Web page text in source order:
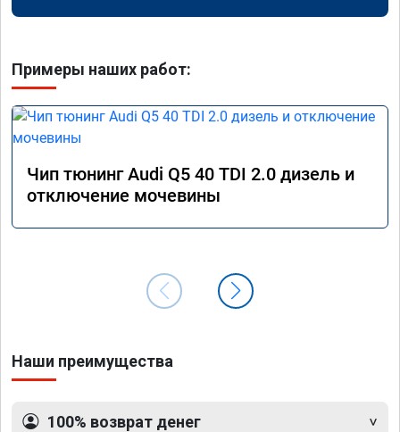
Примеры наших работ:
Чип тюнинг Audi Q5 40 TDI 2.0 дизель и
отключение мочевины
Наши преимущества
100% возврат денег